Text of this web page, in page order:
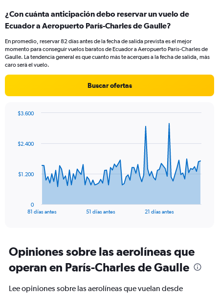
Range:
12
The
chart
has
1
values.
1800.
¿Con cuánta anticipación debo reservar un vuelo de
Ecuador a Aeropuerto París-Charles de Gaulle?
En promedio, reservar 82 días antes de la fecha de salida prevista es el mejor
momento para conseguir vuelos baratos de Ecuador a Aeropuerto París-Charles de
Gaulle. La tendencia general es que cuanto más te acerques a la fecha de salida, más
caro será el vuelo.
Buscar ofertas
data
The
Range:
82
categories.
The
chart
81 días antes 51 días antes 21 días antes
0
$1.200
$2.400
$3.600
Opiniones sobre las aerolíneas que
operan en París-Charles de Gaulle
Lee opiniones sobre las aerolíneas que vuelan desde